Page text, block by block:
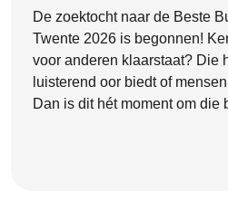
De zoektocht naar de Beste
Twente 2026 is begonnen!
voor anderen klaarstaat? Die
luisterend oor biedt of
Dan is dit hét moment om die